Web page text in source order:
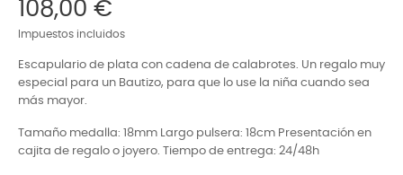
108,00 €
Impuestos incluidos
Escapulario de plata con cadena de calabrotes. Un regalo muy
especial para un Bautizo, para que lo use la niña cuando sea
más mayor.
Tamaño medalla: 18mm Largo pulsera: 18cm Presentación en
cajita de regalo o joyero. Tiempo de entrega: 24/48h